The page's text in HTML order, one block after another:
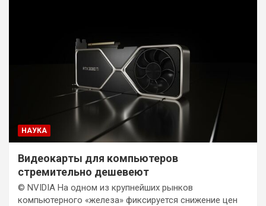
НАУКА
Видеокарты для компьютеров
стремительно дешевеют
© NVIDIA На одном из крупнейших рынков
компьютерного «железа» фиксируется снижение цен